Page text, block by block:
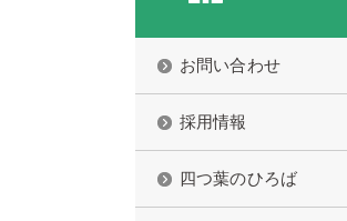
お問い合わせ
採用情報
四つ葉のひろば